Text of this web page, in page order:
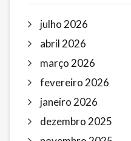
julho 2026
abril 2026
março 2026
fevereiro 2026
janeiro 2026
dezembro 2025